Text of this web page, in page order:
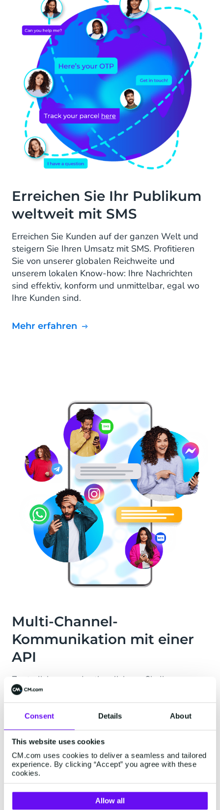
Consent Details About
This website uses cookies
CM.com uses cookies to deliver a seamless and tailored
experience. By clicking “Accept” you agree with these
cookies.
Allow all
Erreichen Sie Ihr Publikum
weltweit mit SMS
Erreichen Sie Kunden auf der ganzen Welt und
steigern Sie Ihren Umsatz mit SMS. Profitieren
Sie von unserer globalen Reichweite und
unserem lokalen Know-how: Ihre Nachrichten
sind effektiv, konform und unmittelbar, egal wo
Ihre Kunden sind.
mehr erfahren
Multi-Channel-
Kommunikation mit einer
API
Zentralisieren und rationalisieren Sie Ihre
Messaging-Strategie mit unserer Business
Messaging API, die dafür entwickelt wurde,
mehrere Kanäle über eine einzige API in Ihre
Anwendungen zu integrieren. Erreichen Sie Ihre
Kunden auf einfache Weise über verschiedene
Kanäle und sorgen Sie für effiziente und
einheitliche Interaktionen bei jeder
Kommunikation.